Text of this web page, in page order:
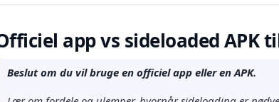
app vs sideloaded APK
Beslut om du vil bruge en officiel app eller en APK.